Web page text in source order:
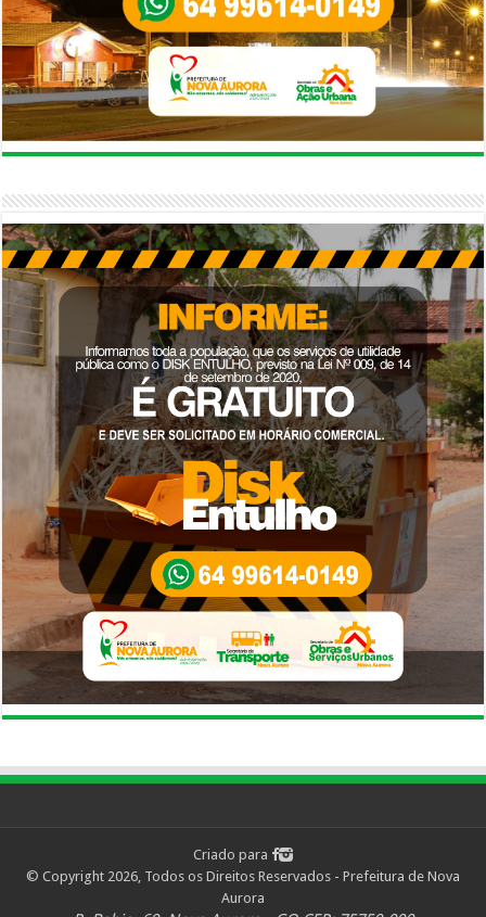
Criado para
© Copyright 2026, Todos os Direitos Reservados - Prefeitura de Nova
Aurora